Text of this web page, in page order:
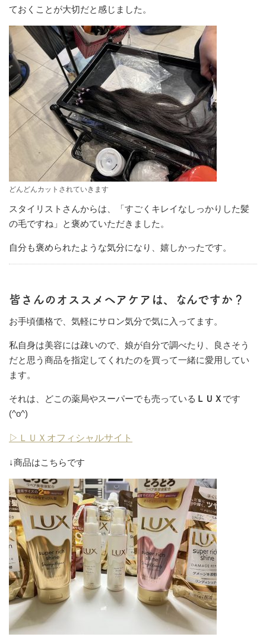
ておくことが大切だと感じました。
どんどんカットされていきます
スタイリストさんからは、「すごくキレイなしっかりした髪
の毛ですね」と褒めていただきました。
自分も褒められたような気分になり、嬉しかったです。
皆さんのオススメヘアケアは、なんですか？
お手頃価格で、気軽にサロン気分で気に入ってます。
私自身は美容には疎いので、娘が自分で調べたり、良さそう
だと思う商品を指定してくれたのを買って一緒に愛用してい
ます。
それは、どこの薬局やスーパーでも売っている ＬＵＸ です
(^o^)
▷ＬＵＸオフィシャルサイト
↓商品はこちらです